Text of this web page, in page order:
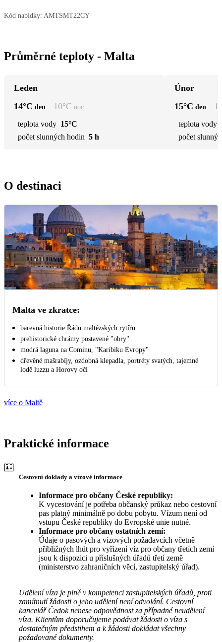
Kód nabídky: AMTSMT22CY
Průměrné teploty - Malta
Leden
14°C den 10°C noc
teplota vody 15°C
počet slunných hodin 5 h
Únor
15°C den
teplota vody
počet
O destinaci
Malta ve zkratce:
barevná historie Řádu maltézských rytířů
prehistorické chrámy postavené "obry"
modrá laguna na Cominu, "Karibiku Evropy"
dřevěné mašrabíjy, ozdobná klepadla, portréty svatých, tajemné
lodě luzzu a Horovy oči
více o Maltě
Praktické informace
Cestovní doklady a vízové informace
Informace pro občany České republiky:
K vycestování je potřeba občanský průkaz nebo cestovní
pas platný minimálně po dobu pobytu. Vízum není od
vstupu České republiky do Evropské unie nutné.
Informace pro občany ostatních zemí:
Údaje o pasových a vízových požadavcích včetně
přibližných lhůt pro vyřízení víz pro občany třetích zemí
jsou k dispozici u příslušných úřadů třetí země
(ministerstvo zahraničních věcí, zastupitelský úřad).
Udělení víza je plně v kompetenci zastupitelských úřadů, proti
zamítnutí žádosti o jeho udělení není odvolání. Cestovní
kancelář Čedok nenese odpovědnost za případné neudělení
víza. Klientům doporučujeme podávat žádosti o víza s
dostatečným předstihem a k žádosti dokládat všechny
požadované dokumenty.